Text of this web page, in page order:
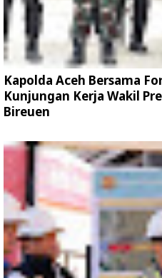
Kapolda Aceh Bersama
Kunjungan Kerja Wakil
Bireuen